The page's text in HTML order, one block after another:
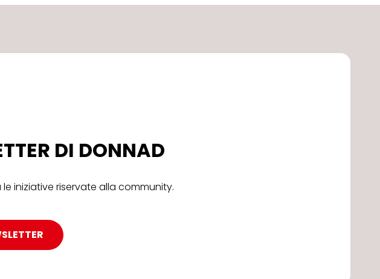
DI DONNAD
iniziative riservate alla community.